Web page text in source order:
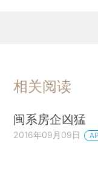
相关阅读
闽系房企凶猛
2016年09月09日